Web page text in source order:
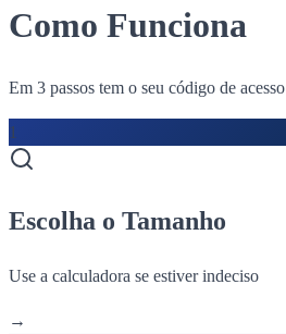
Como Funciona
Em 3 passos tem o seu código de acesso
1
Escolha o Tamanho
Use a calculadora se estiver indeciso
→